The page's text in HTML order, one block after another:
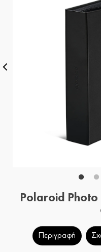
Polaroid
Περιγραφή